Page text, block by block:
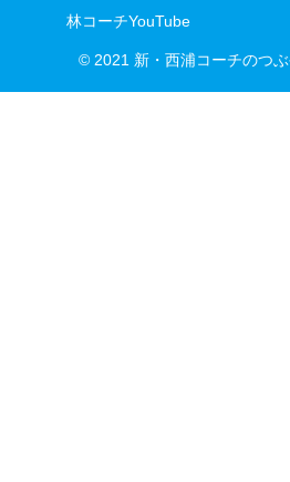
林コーチYouTube
© 2021 新・西浦コーチのつ